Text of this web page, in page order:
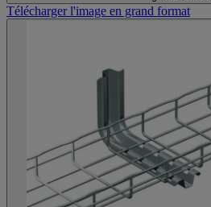
Télécharger l'image en grand format